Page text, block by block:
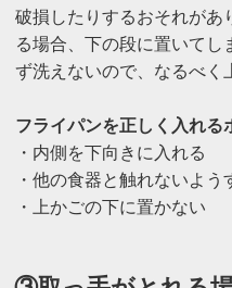
破損したりするおそれがあ
る場合、下の段に置いて
ず洗えないので、なるべく
フライパンを正しく入れる
・内側を下向きに入れる
・他の食器と触れないよう
・上かごの下に置かない